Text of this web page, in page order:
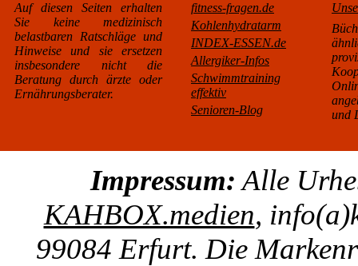
Auf diesen Seiten erhalten
Sie keine medizinisch
belastbaren Ratschläge und
Hinweise und sie ersetzen
insbesondere nicht die
Beratung durch ärzte oder
Ernährungsberater.
fitness-fragen.de
Kohlenhydratarm
INDEX-ESSEN.de
Allergiker-Infos
Schwimmtraining
effektiv
Senioren-Blog
und
Impressum: Alle
KAHBOX.medien,
99084 Erfurt. Die